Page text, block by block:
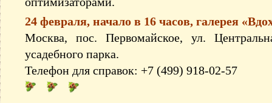
24 февраля, начало в 16 часов, галерея
Москва, пос. Первомайское, ул.
усадебного парка.
Телефон для справок: +7 (499) 918-02-57